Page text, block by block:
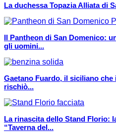
La duchessa Topazia Alliata di
Il Pantheon di San Domenico:
gli uomini...
Gaetano Fuardo, il siciliano
rischiò...
La rinascita dello Stand Florio:
“Taverna del...